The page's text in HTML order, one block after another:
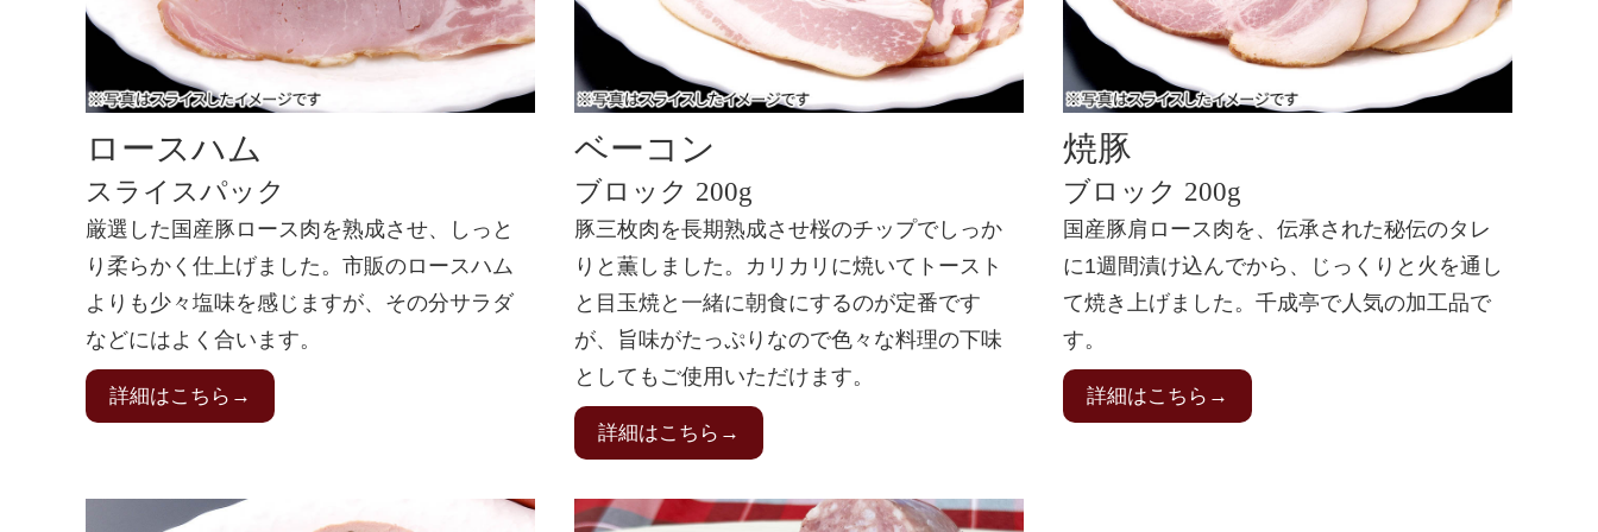
ロースハム
スライスパック
厳選した国産豚ロース肉を熟成させ、しっと
り柔らかく仕上げました。市販のロースハム
よりも少々塩味を感じますが、その分サラダ
などにはよく合います。
詳細はこちら→
ベーコン
ブロック 200g
豚三枚肉を長期熟成させ桜のチップでしっか
りと薫しました。カリカリに焼いてトースト
と目玉焼と一緒に朝食にするのが定番です
が、旨味がたっぷりなので色々な料理の下味
としてもご使用いただけます。
詳細はこちら→
焼豚
ブロック 200g
国産豚肩ロース肉を、伝承された秘伝のタレ
に1週間漬け込んでから、じっくりと火を通し
て焼き上げました。千成亭で人気の加工品で
す。
詳細はこちら→